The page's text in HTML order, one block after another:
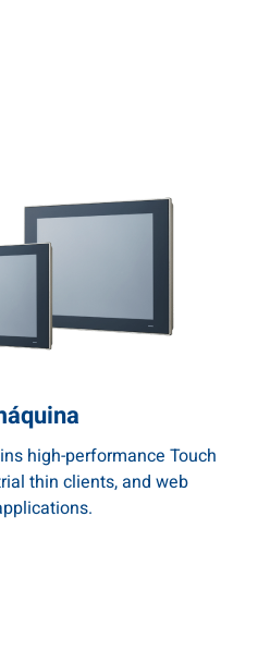
high-performance Touch
thin clients, and web